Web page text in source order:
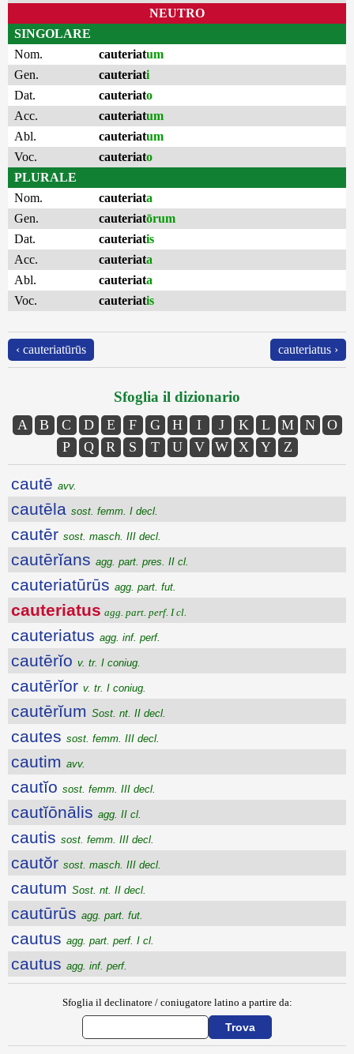
NEUTRO
SINGOLARE
Nom.
cauteriatum
Gen.
cauteriati
Dat.
cauteriato
Acc.
cauteriatum
Abl.
cauteriatum
Voc.
cauteriato
PLURALE
Nom.
cauteriata
Gen.
cauteriatōrum
Dat.
cauteriatis
Acc.
cauteriata
Abl.
cauteriata
Voc.
cauteriatis
‹ cauteriatūrūs cauteriatus ›
Sfoglia il dizionario
A B C D E F G H I J K L M N
O
P
Q R S T U V W X Y Z
cautē avv.
cautēla sost. femm. I decl.
cautēr sost. masch. III decl.
cautērĭans agg. part. pres. II cl.
cauteriatūrūs agg. part. fut.
cauteriatus agg. part. perf. I cl.
cauteriatus agg. inf. perf.
cautērĭo v. tr. I coniug.
cautērĭor v. tr. I coniug.
cautērĭum Sost. nt. II decl.
cautes sost. femm. III decl.
cautim avv.
cautĭo sost. femm. III decl.
cautĭōnālis agg. II cl.
cautis sost. femm. III decl.
cautŏr sost. masch. III decl.
cautum Sost. nt. II decl.
cautūrūs agg. part. fut.
cautus agg. part. perf. I cl.
cautus agg. inf. perf.
Sfoglia il declinatore / coniugatore latino a partire da: